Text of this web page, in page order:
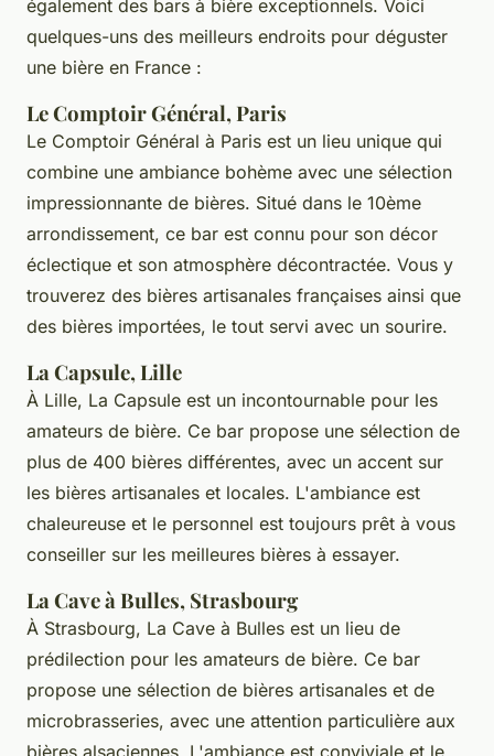
également des bars à bière exceptionnels. Voici
quelques-uns des meilleurs endroits pour déguster
une bière en France :
Le Comptoir Général, Paris
Le Comptoir Général à Paris est un lieu unique qui
combine une ambiance bohème avec une sélection
impressionnante de bières. Situé dans le 10ème
arrondissement, ce bar est connu pour son décor
éclectique et son atmosphère décontractée. Vous y
trouverez des bières artisanales françaises ainsi que
des bières importées, le tout servi avec un sourire.
La Capsule, Lille
À Lille, La Capsule est un incontournable pour les
amateurs de bière. Ce bar propose une sélection de
plus de 400 bières différentes, avec un accent sur
les bières artisanales et locales. L'ambiance est
chaleureuse et le personnel est toujours prêt à vous
conseiller sur les meilleures bières à essayer.
La Cave à Bulles, Strasbourg
À Strasbourg, La Cave à Bulles est un lieu de
prédilection pour les amateurs de bière. Ce bar
propose une sélection de bières artisanales et de
microbrasseries, avec une attention particulière aux